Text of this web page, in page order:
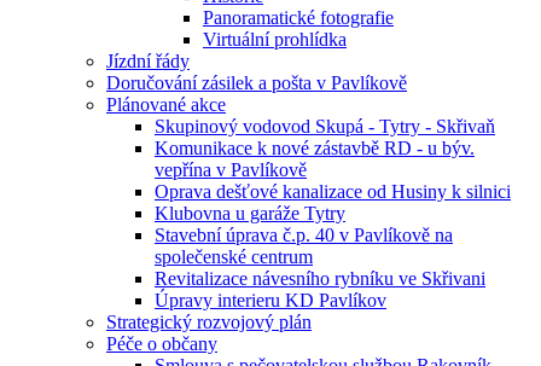
Panoramatické fotografie
Virtuální prohlídka
Jízdní řády
Doručování zásilek a pošta v Pavlíkově
Plánované akce
Skupinový vodovod Skupá - Tytry - Skřivaň
Komunikace k nové zástavbě RD - u býv.
vepřína v Pavlíkově
Oprava dešťové kanalizace od Husiny k silnici
Klubovna u garáže Tytry
Stavební úprava č.p. 40 v Pavlíkově na
společenské centrum
Revitalizace návesního rybníku ve Skřivani
Úpravy interieru KD Pavlíkov
Strategický rozvojový plán
Péče o občany